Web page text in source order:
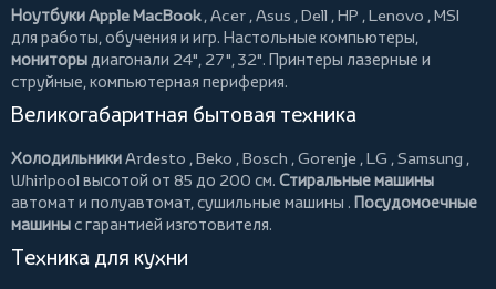
Ноутбуки Apple MacBook,Acer ,Asus ,Dell ,HP ,Lenovo ,MSI
для работы, обучения и игр. Настольные компьютеры,
мониторыдиагонали 24", 27", 32". Принтеры лазерные и
струйные, компьютерная периферия.
Великогабаритная бытовая техника
ХолодильникиArdesto ,Beko ,Bosch ,Gorenje ,LG ,Samsung ,
Whirlpool высотой от 85 до 200 см. Стиральные машины
автомат и полуавтомат,сушильные машины . Посудомоечные
машиныс гарантией изготовителя.
Техника для кухни